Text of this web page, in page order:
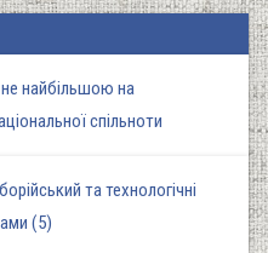
найбільшою на
спільноти
та технологічні
(5)